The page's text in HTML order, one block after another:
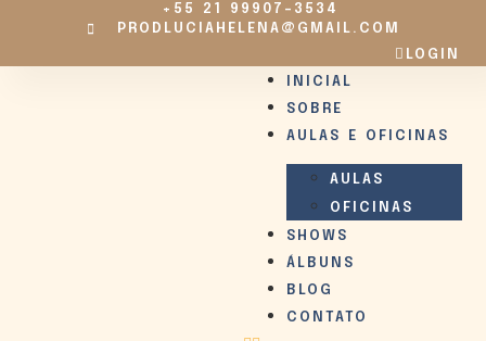
+55 21 99907-3534
PRODLUCIAHELENA@GMAIL.COM
LOGIN
INICIAL
SOBRE
AULAS E OFICINAS
AULAS
OFICINAS
SHOWS
ÁLBUNS
BLOG
CONTATO